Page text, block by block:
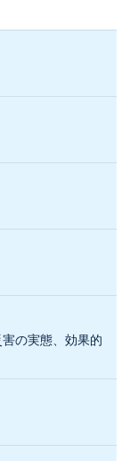
の実態、効果的